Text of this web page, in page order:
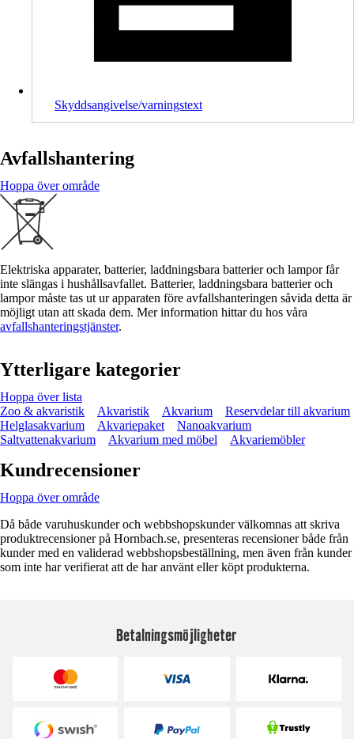
Skyddsangivelse/varningstext
Avfallshantering
Hoppa över område
Elektriska apparater, batterier, laddningsbara batterier och lampor får
inte slängas i hushållsavfallet. Batterier, laddningsbara batterier och
lampor måste tas ut ur apparaten före avfallshanteringen såvida detta är
möjligt utan att skada dem. Mer information hittar du hos våra
avfallshanteringstjänster.
Ytterligare kategorier
Hoppa över lista
Zoo & akvaristik
Akvaristik Akvarium
Reservdelar till akvarium
Helglasakvarium
Akvariepaket
Nanoakvarium
Saltvattenakvarium
Akvarium med möbel Akvariemöbler
Kundrecensioner
Hoppa över område
Då både varuhuskunder och webbshopskunder välkomnas att skriva
produktrecensioner på Hornbach.se, presenteras recensioner både från
kunder med en validerad webbshopsbeställning, men även från kunder
som inte har verifierat att de har använt eller köpt produkterna.
Betalningsmöjligheter